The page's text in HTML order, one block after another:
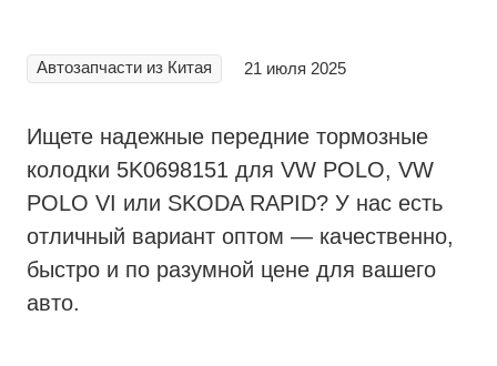
Автозапчасти из Китая 21 июля 2025
Ищете надежные передние тормозные
колодки 5K0698151 для VW POLO, VW
POLO VI или SKODA RAPID? У нас есть
отличный вариант оптом — качественно,
быстро и по разумной цене для вашего
авто.